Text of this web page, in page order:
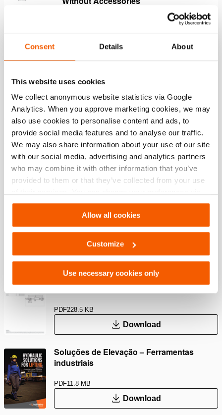
Consent Details About
This website uses cookies
We collect anonymous website statistics via Google
Analytics. When you approve marketing cookies, we may
also use cookies to personalise content and ads, to
provide social media features and to analyse our traffic.
We may also share information about your use of our site
with our social media, advertising and analytics partners
who may combine it with other information that you’ve
provided to them or that they’ve collected from your use
Settings. See ourcookiestatement.
Allow all cookies
Customize
Use necessary cookies only
Download
Características
Fabricado em aço recozido
Completo com pino e anel de bloqueio rápido
Especialmente adequado para utilização em combinação
com lingas
Downloads
HPJ 30 S 15 , Folha de especificações,
Carta imperial
Download
HPJ 30 S 15 , Folha de especificações, A4
métrico
PDF228.5 KB
Download
Soluções de Elevação – Ferramentas
industriais
PDF11.8 MB
Download